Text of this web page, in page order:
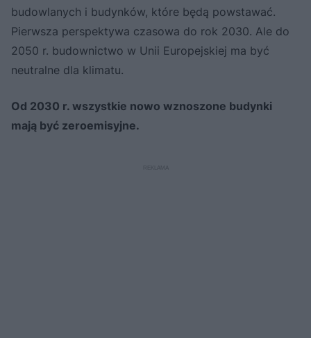
budowlanych i budynków, które będą powstawać.
Pierwsza perspektywa czasowa do rok 2030. Ale do
2050 r. budownictwo w Unii Europejskiej ma być
neutralne dla klimatu.
Od 2030 r. wszystkie nowo wznoszone budynki
mają być zeroemisyjne.